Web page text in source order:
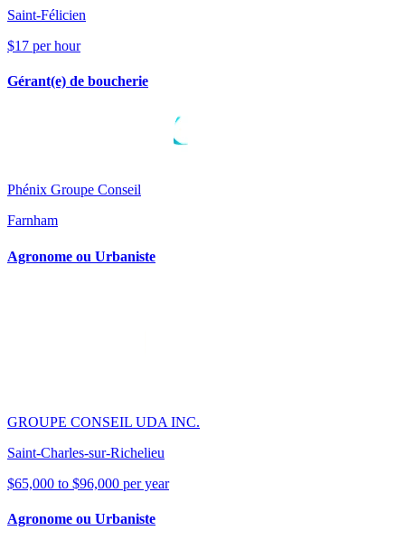
Saint-Félicien
$17 per hour
Gérant(e) de boucherie
Phénix Groupe Conseil
Farnham
Agronome ou Urbaniste
GROUPE CONSEIL UDA INC.
Saint-Charles-sur-Richelieu
$65,000 to $96,000 per year
Agronome ou Urbaniste